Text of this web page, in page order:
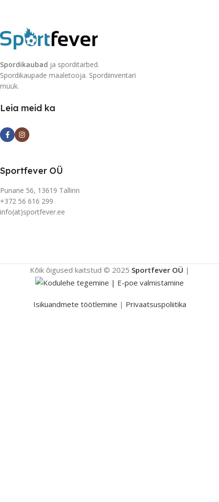
Spordikaubad ja sporditarbed.
Spordikaupade maaletooja. Spordiinventari
müük.
Leia meid ka
Sportfever OÜ
Punane 56, 13619 Tallinn
+372 56 616 299
info(at)sportfever.ee
Kõik õigused kaitstud © 2025 Sportfever OÜ |
Isikuandmete töötlemine | Privaatsuspoliitika